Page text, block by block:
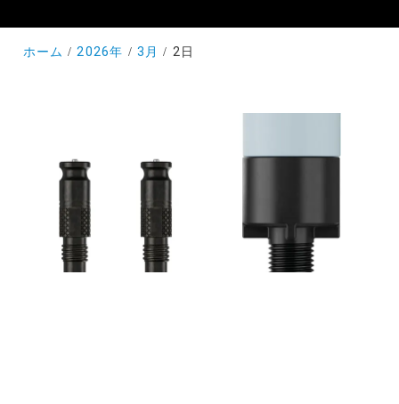
ホーム 2026年 3月 2日